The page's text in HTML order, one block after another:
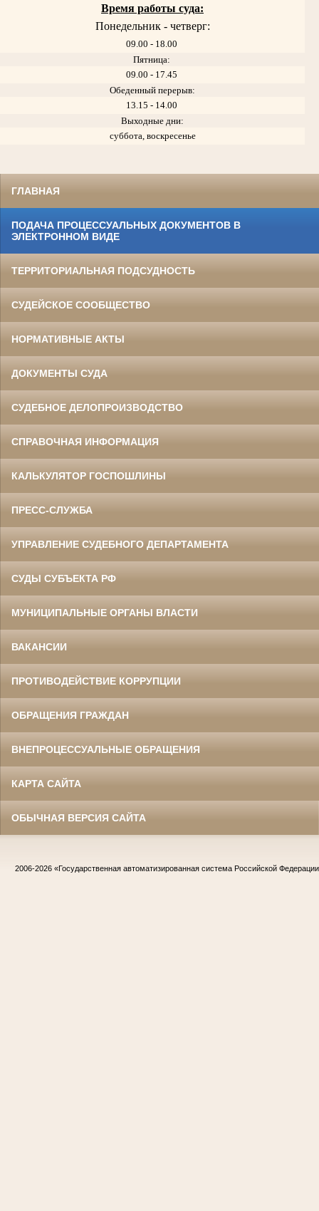
Время работы суда:
Понедельник - четверг:
09.00 - 18.00
Пятница:
09.00 - 17.45
Обеденный перерыв:
13.15 - 14.00
Выходные дни:
суббота, воскресенье
ГЛАВНАЯ
ПОДАЧА ПРОЦЕССУАЛЬНЫХ ДОКУМЕНТОВ В
ЭЛЕКТРОННОМ ВИДЕ
ТЕРРИТОРИАЛЬНАЯ ПОДСУДНОСТЬ
СУДЕЙСКОЕ СООБЩЕСТВО
НОРМАТИВНЫЕ АКТЫ
ДОКУМЕНТЫ СУДА
СУДЕБНОЕ ДЕЛОПРОИЗВОДСТВО
СПРАВОЧНАЯ ИНФОРМАЦИЯ
КАЛЬКУЛЯТОР ГОСПОШЛИНЫ
ПРЕСС-СЛУЖБА
УПРАВЛЕНИЕ СУДЕБНОГО ДЕПАРТАМЕНТА
СУДЫ СУБЪЕКТА РФ
МУНИЦИПАЛЬНЫЕ ОРГАНЫ ВЛАСТИ
ВАКАНСИИ
ПРОТИВОДЕЙСТВИЕ КОРРУПЦИИ
ОБРАЩЕНИЯ ГРАЖДАН
ВНЕПРОЦЕССУАЛЬНЫЕ ОБРАЩЕНИЯ
КАРТА САЙТА
ОБЫЧНАЯ ВЕРСИЯ САЙТА
2006-2026 «Государственная автоматизированная система Российской